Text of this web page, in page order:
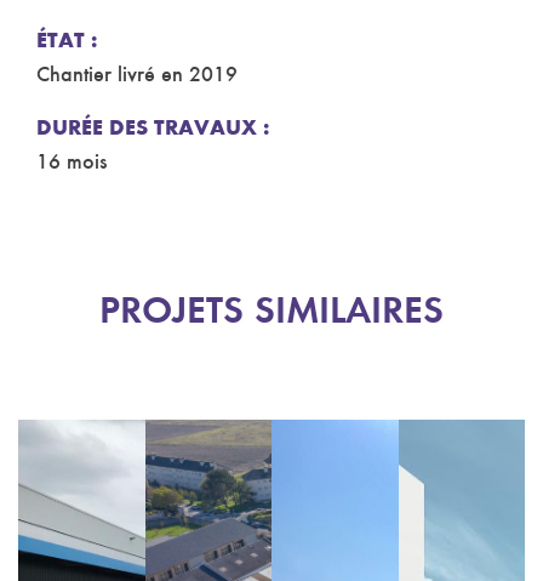
ÉTAT :
Chantier livré en 2019
DURÉE DES TRAVAUX :
16 mois
PROJETS SIMILAIRES